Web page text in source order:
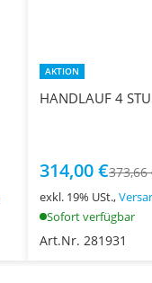
AKTION
HANDLAUF 4
314,00 €373,66
exkl. 19% USt.,
Sofort verfügbar
Art.Nr. 281931